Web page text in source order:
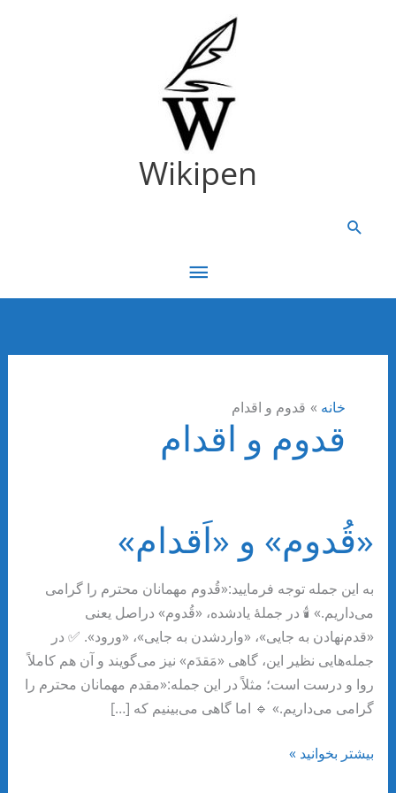
Wikipen
فهرست
جستجو
خانه قدوم و اقدام
قدوم و اقدام
«قُدوم» و «اَقدام»
به این جمله توجه فرمایید:«قُدوم مهمانان محترم را گرامی
می‌داریم.» 🕯 در جملهٔ یادشده، «قُدوم» دراصل یعنی
«قدم‌نهادن به جایی»، «واردشدن به جایی»، «ورود». ✅ در
جمله‌هایی نظیر این، گاهی «مَقدَم» نیز می‌گویند و آن هم کاملاً
روا و درست است؛ مثلاً در این جمله:«مقدم مهمانان محترم را
گرامی می‌داریم.» 🔹 اما گاهی می‌بینیم که […]
«قُدوم»
بیشتر بخوانید »